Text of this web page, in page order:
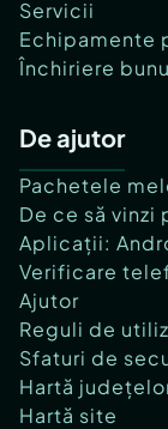
Servicii
Echipamente
Închiriere
De ajutor
Pachetele
De ce să vinzi
Aplicații:
Verificare
Ajutor
Reguli de
Sfaturi de
Hartă
Hartă site